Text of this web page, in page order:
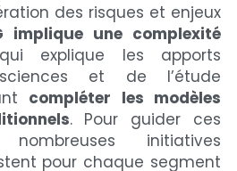
des risques et enjeux
implique une complexité
explique les apports
et de l’étude
compléter les modèles
. Pour guider ces
initiatives
pour chaque segment